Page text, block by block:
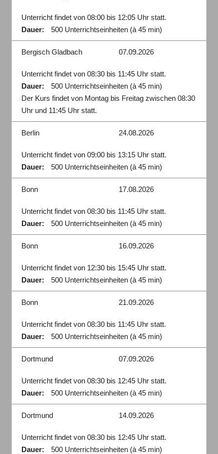
Unterricht findet von 08:00 bis 12:05 Uhr statt.
Dauer:
500 Unterrichtseinheiten (à 45 min)
Bergisch Gladbach 07.09.2026
Unterricht findet von 08:30 bis 11:45 Uhr statt.
Dauer:
500 Unterrichtseinheiten (à 45 min)
Der Kurs findet von Montag bis Freitag zwischen 08:30
Uhr und 11:45 Uhr statt.
Berlin 24.08.2026
Unterricht findet von 09:00 bis 13:15 Uhr statt.
Dauer:
500 Unterrichtseinheiten (à 45 min)
Bonn 17.08.2026
Unterricht findet von 08:30 bis 11:45 Uhr statt.
Dauer:
500 Unterrichtseinheiten (à 45 min)
Bonn 16.09.2026
Unterricht findet von 12:30 bis 15:45 Uhr statt.
Dauer:
500 Unterrichtseinheiten (à 45 min)
Bonn 21.09.2026
Unterricht findet von 08:30 bis 11:45 Uhr statt.
Dauer:
500 Unterrichtseinheiten (à 45 min)
Dortmund 07.09.2026
Unterricht findet von 08:30 bis 12:45 Uhr statt.
Dauer:
500 Unterrichtseinheiten (à 45 min)
Dortmund 14.09.2026
Unterricht findet von 08:30 bis 12:45 Uhr statt.
Dauer:
500 Unterrichtseinheiten (à 45 min)